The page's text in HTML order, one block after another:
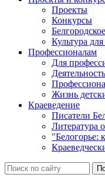
Проекты
Конкурсы
Культура
Профессионалам
Для
Жизнь
Краеведение
Писатели
Литература